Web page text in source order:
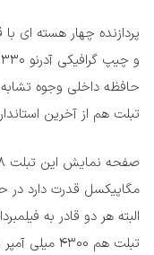
تبلت هم از آخرین
تبلت هم 4300 میلی آمپر ساعت ظرفیت دارد.